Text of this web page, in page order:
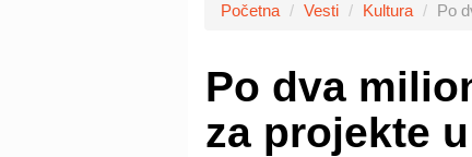
Početna Vesti Kultura Po
Po dva
za projekte